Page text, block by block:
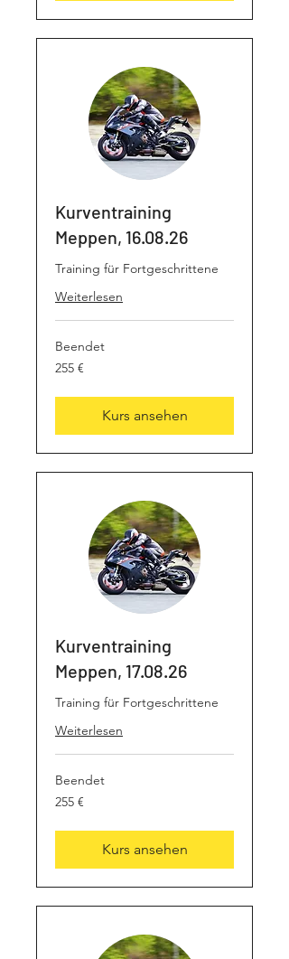
Kurventraining
Meppen, 16.08.26
Training für Fortgeschrittene
Weiterlesen
Beendet
255
Euro
255 €
Kurs ansehen
Kurventraining
Meppen, 17.08.26
Training für Fortgeschrittene
Weiterlesen
Beendet
255
Euro
255 €
Kurs ansehen